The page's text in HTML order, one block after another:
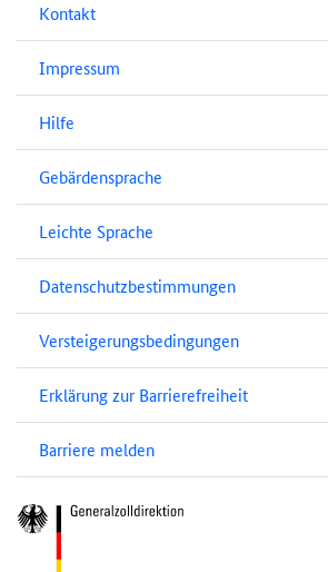
Kontakt
Impressum
Hilfe
Gebärdensprache
Leichte Sprache
Datenschutzbestimmungen
Versteigerungsbedingungen
Erklärung zur Barrierefreiheit
Barriere melden